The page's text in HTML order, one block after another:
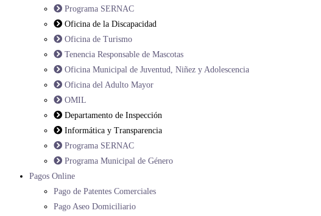
Programa SERNAC
Oficina de la Discapacidad
Oficina de Turismo
Tenencia Responsable de Mascotas
Oficina Municipal de Juventud, Niñez y Adolescencia
Oficina del Adulto Mayor
OMIL
Departamento de Inspección
Informática y Transparencia
Programa SERNAC
Programa Municipal de Género
Pagos Online
Pago de Patentes Comerciales
Pago Aseo Domiciliario